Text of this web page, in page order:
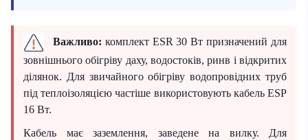
Важливо: комплект ESR 30 Вт призначений для
зовнішнього обігріву даху, водостоків, ринв і відкритих
ділянок. Для звичайного обігріву водопровідних труб
під теплоізоляцією частіше використовують кабель ESP
16 Вт.
Кабель має заземлення, заведене на вилку. Для